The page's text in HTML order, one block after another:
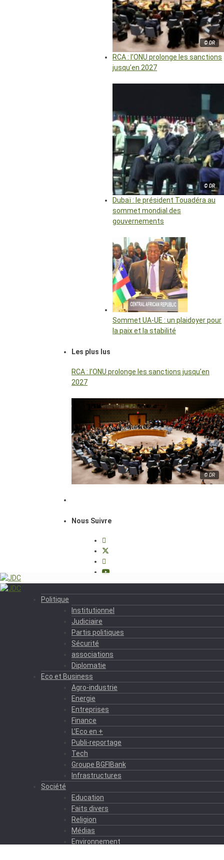
© DR
RCA : l’ONU prolonge les sanctions
jusqu’en 2027
© DR
Dubaï : le président Touadéra au
sommet mondial des
gouvernements
Sommet UA-UE : un plaidoyer pour
la paix et la stabilité
Les plus lus
RCA : l’ONU prolonge les sanctions jusqu’en
2027
© DR
Nous Suivre
Politique
Institutionnel
Judiciaire
Partis politiques
Sécurité
associations
Diplomatie
Eco et Business
Agro-industrie
Energie
Entreprises
Finance
L’Eco en +
Publi-reportage
Tech
Groupe BGFIBank
Infrastructures
Société
Education
Faits divers
Religion
Médias
Environnement